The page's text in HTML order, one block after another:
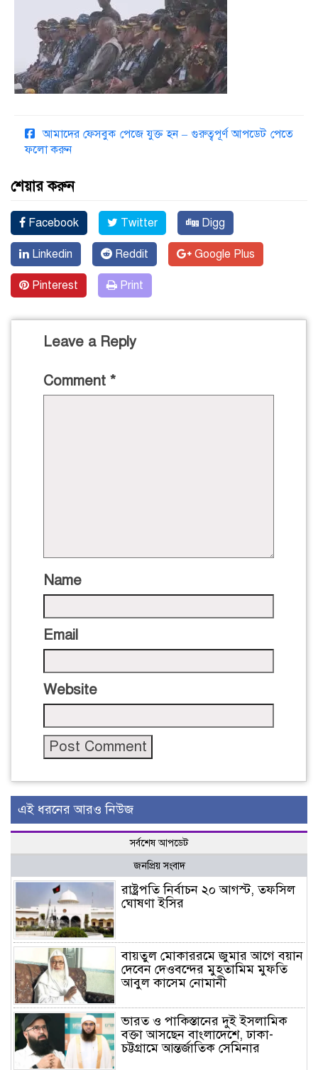
আমাদের ফেসবুক পেজে যুক্ত হন – গুরুত্বপূর্ণ আপডেট পেতে
ফলো করুন
শেয়ার করুন
Facebook Twitter Digg
Linkedin Reddit Google Plus
Pinterest Print
Leave a Reply
Comment *
Name
Email
Website
এই ধরনের আরও নিউজ
সর্বশেষ আপডেট
জনপ্রিয় সংবাদ
রাষ্ট্রপতি নির্বাচন ২০ আগস্ট, তফসিল
ঘোষণা ইসির
বায়তুল মোকাররমে জুমার আগে বয়ান
দেবেন দেওবন্দের মুহতামিম মুফতি
আবুল কাসেম নোমানী
ভারত ও পাকিস্তানের দুই ইসলামিক
বক্তা আসছেন বাংলাদেশে, ঢাকা-
চট্টগ্রামে আন্তর্জাতিক সেমিনার